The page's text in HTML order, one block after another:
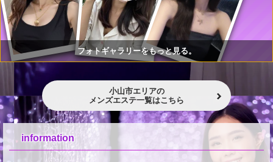
フォトギャラリーをもっと見る。
小山市エリアの
メンズエステ一覧はこちら
information